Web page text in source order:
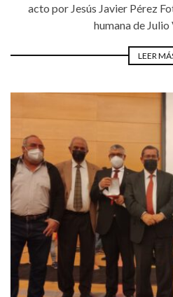
acto por Jesús Javier Pérez
humana de Julio
LEER